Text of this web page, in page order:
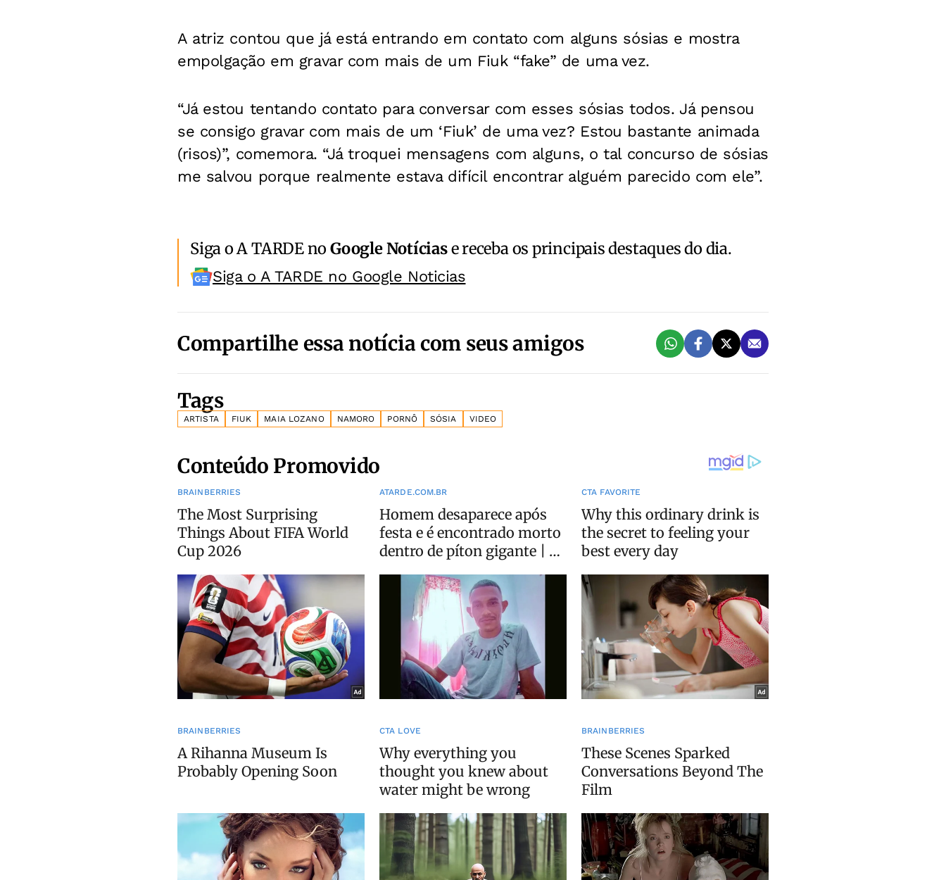
A atriz contou que já está entrando em contato com alguns sósias e mostra
empolgação em gravar com mais de um Fiuk “fake” de uma vez.
“Já estou tentando contato para conversar com esses sósias todos. Já pensou
se consigo gravar com mais de um ‘Fiuk’ de uma vez? Estou bastante animada
(risos)”, comemora. “Já troquei mensagens com alguns, o tal concurso de sósias
me salvou porque realmente estava difícil encontrar alguém parecido com ele”.
Siga o A TARDE noGoogle Notíciase receba os principais destaques do dia.
Siga o A TARDE no Google Noticias
Compartilhe essa notícia com seus amigos
Tags
ARTISTA FIUK MAIA LOZANO NAMORO PORNÔ SÓSIA VIDEO